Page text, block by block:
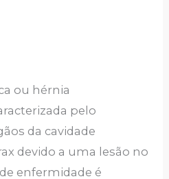
ou hérnia
pelo
da cavidade
devido a uma lesão no
enfermidade é